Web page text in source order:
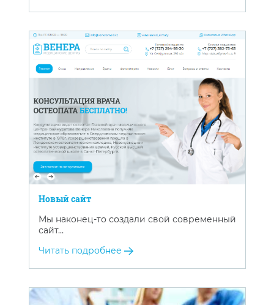
Новый сайт
Мы наконец-то создали свой современный
сайт…
Читать подробнее